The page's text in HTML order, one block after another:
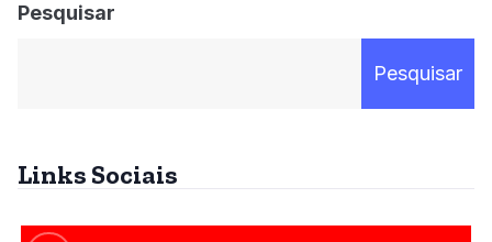
Pesquisar
Pesquisar
Links Sociais